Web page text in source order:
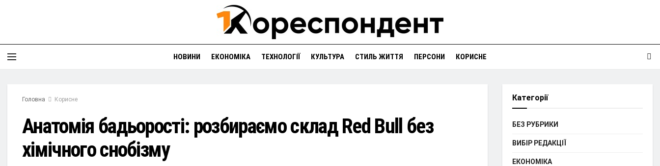
НОВИНИ ЕКОНОМІКА ТЕХНОЛОГІЇ КУЛЬТУРА СТИЛЬ ЖИТТЯ ПЕРСОНИ КОРИСНЕ
Головна Корисне
Анатомія бадьорості: розбираємо склад Red Bull без
хімічного снобізму
Категорії
БЕЗ РУБРИКИ
ВИБІР РЕДАКЦІЇ
ЕКОНОМІКА